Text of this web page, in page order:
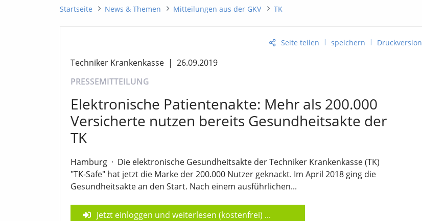
Startseite News & Themen Mitteilungen aus der GKV TK
Seite teilen | speichern | Druckversion
Techniker Krankenkasse | 26.09.2019
PRESSEMITTEILUNG
Elektronische Patientenakte: Mehr als 200.000
Versicherte nutzen bereits Gesundheitsakte der
TK
Hamburg · Die elektronische Gesundheitsakte der Techniker Krankenkasse (TK)
"TK-Safe" hat jetzt die Marke der 200.000 Nutzer geknackt. Im April 2018 ging die
Gesundheitsakte an den Start. Nach einem ausführlichen...
Jetzt einloggen und weiterlesen (kostenfrei) ...